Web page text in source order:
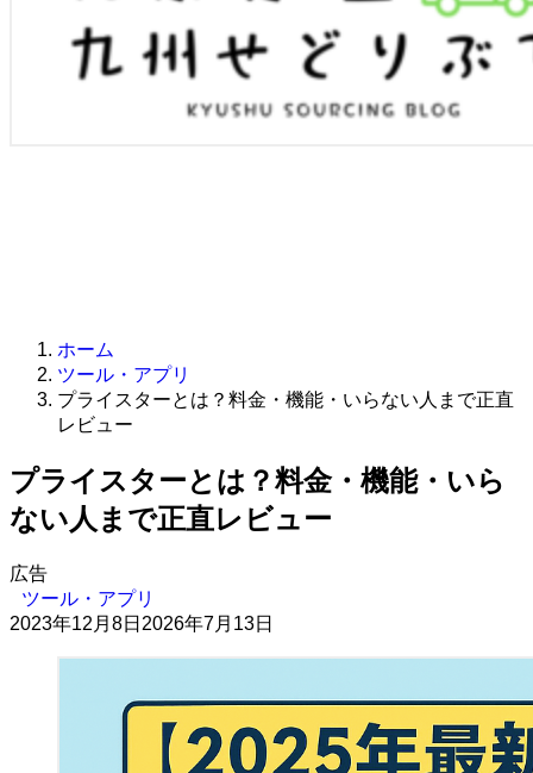
ホーム
ツール・アプリ
プライスターとは？料金・機能・いらない人まで正直
レビュー
プライスターとは？料金・機能・いら
ない人まで正直レビュー
広告
ツール・アプリ
2023年12月8日 2026年7月13日